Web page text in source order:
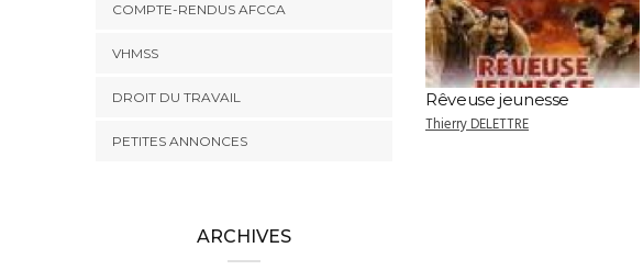
Rêveuse jeunesse
Thierry DELETTRE
COMPTE-RENDUS AFCCA
VHMSS
DROIT DU TRAVAIL
PETITES ANNONCES
ARCHIVES